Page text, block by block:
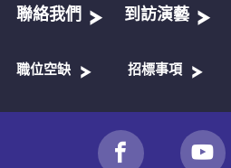
聯絡我們 到訪演藝
職位空缺 招標事項